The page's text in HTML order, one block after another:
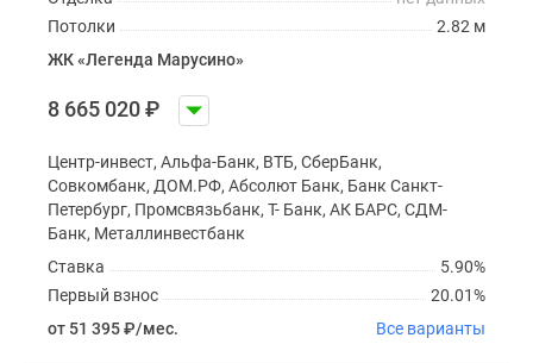
2.82 м
Потолки
ЖК «Легенда Марусино»
8 665 020₽
Центр-инвест, Альфа-Банк, ВТБ, СберБанк,
Совкомбанк, ДОМ.РФ, Абсолют Банк, Банк Санкт-
Петербург, Промсвязьбанк, Т- Банк, АК БАРС, СДМ-
Банк, Металлинвестбанк
5.90%
Ставка
20.01%
Первый взнос
от 51 395₽/мес. Все варианты